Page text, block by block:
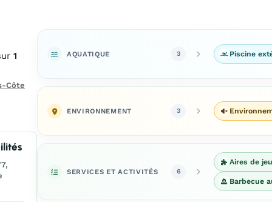
1
Côte
AQUATIQUE 3 Piscine
ENVIRONNEMENT 3
SERVICES ET ACTIVITÉS 6
Aires de
Barbecue